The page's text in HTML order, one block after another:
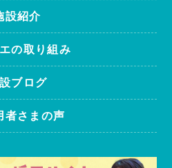
設紹介
の取り組み
ブログ
者さまの声